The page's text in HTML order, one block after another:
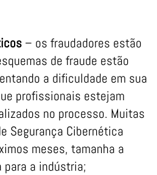
– os fraudadores estão
de fraude estão
a dificuldade em sua
profissionais estejam
no processo. Muitas
Segurança Cibernética
meses, tamanha a
a indústria;